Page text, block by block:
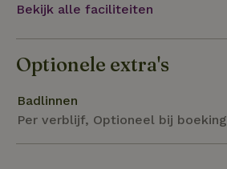
Bekijk alle faciliteiten
Optionele extra's
Badlinnen
Per verblijf, Optioneel bij boeking